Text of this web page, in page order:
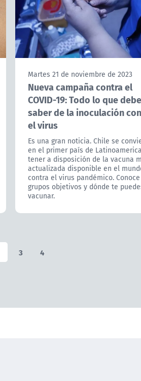
Martes 21 de noviembre de 2023
Nueva campaña contra el
COVID-19: Todo lo que debe
saber de la inoculación
el virus
Es una gran noticia. Chile se
en el primer país de
tener a disposición de la vacuna
actualizada disponible en el
contra el virus pandémico.
grupos objetivos y dónde te
vacunar.
3 4